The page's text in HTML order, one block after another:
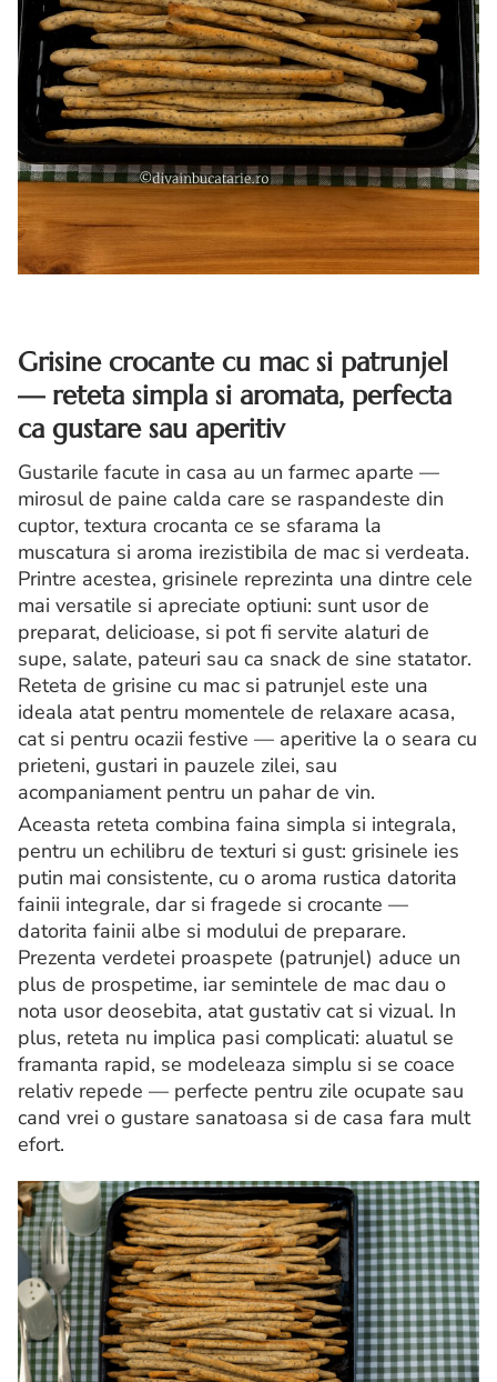
Grisine crocante cu mac si patrunjel
— reteta simpla si aromata, perfecta
ca gustare sau aperitiv
Gustarile facute in casa au un farmec aparte —
mirosul de paine calda care se raspandeste din
cuptor, textura crocanta ce se sfarama la
muscatura si aroma irezistibila de mac si verdeata.
Printre acestea, grisinele reprezinta una dintre cele
mai versatile si apreciate optiuni: sunt usor de
preparat, delicioase, si pot fi servite alaturi de
supe, salate, pateuri sau ca snack de sine statator.
Reteta de grisine cu mac si patrunjel este una
ideala atat pentru momentele de relaxare acasa,
cat si pentru ocazii festive — aperitive la o seara cu
prieteni, gustari in pauzele zilei, sau
acompaniament pentru un pahar de vin.
Aceasta reteta combina faina simpla si integrala,
pentru un echilibru de texturi si gust: grisinele ies
putin mai consistente, cu o aroma rustica datorita
fainii integrale, dar si fragede si crocante —
datorita fainii albe si modului de preparare.
Prezenta verdetei proaspete (patrunjel) aduce un
plus de prospetime, iar semintele de mac dau o
nota usor deosebita, atat gustativ cat si vizual. In
plus, reteta nu implica pasi complicati: aluatul se
framanta rapid, se modeleaza simplu si se coace
relativ repede — perfecte pentru zile ocupate sau
cand vrei o gustare sanatoasa si de casa fara mult
efort.